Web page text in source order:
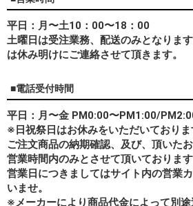
平日：月〜土10：00〜18：00
土曜日は受注業務、配送のみとなりま
は休み明けにご連絡させて頂きます。
■電話受付時間
平日：月〜金 PM0:00〜PM1:00/
※日祝祭日はお休みをいただいておりま
ご注文商品の納期確認、及び、頂いた
営業時間内のみとさせて頂いております
営業日につきましてはサイト内の営業
いませ。
※メーカーにより商品代金によって別